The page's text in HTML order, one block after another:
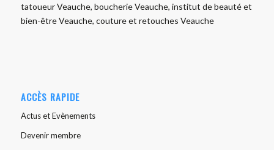
tatoueur Veauche, boucherie Veauche, institut de beauté et
bien-être Veauche, couture et retouches Veauche
ACCÈS RAPIDE
Actus et Evènements
Devenir membre